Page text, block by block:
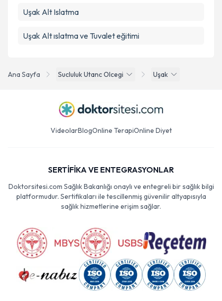
Ana Sayfa Sucluluk Utanc Olcegi Uşak
Uşak Alt Islatma
Uşak Alt ıslatma ve Tuvalet eğitimi
VideolarBlogOnline TerapiOnline Diyet
SERTİFİKA VE ENTEGRASYONLAR
Doktorsitesi.com Sağlık Bakanlığı onaylı ve entegreli bir sağlık bilgi
platformudur. Sertifikaları ile tescillenmiş güvenilir altyapısıyla
sağlık hizmetlerine erişim sağlar.